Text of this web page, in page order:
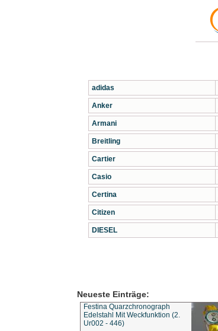
adidas
Anker
Armani
Breitling
Cartier
Casio
Certina
Citizen
DIESEL
Neueste Einträge:
Festina Quarzchronograph
Edelstahl Mit Weckfunktion (2.
Ur002 - 446)